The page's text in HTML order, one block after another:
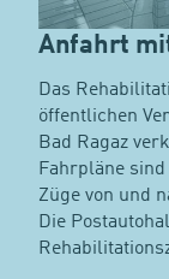
Anfahrt
Das
öffentlichen
Bad Ragaz
Fahrpläne
Züge von und
Die